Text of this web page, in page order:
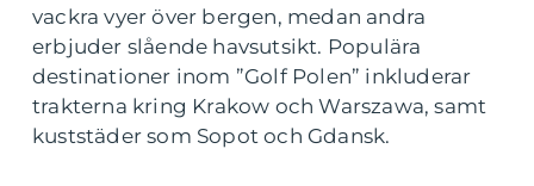
vackra vyer över bergen, medan andra
erbjuder slående havsutsikt. Populära
destinationer inom ”Golf Polen” inkluderar
trakterna kring Krakow och Warszawa, samt
kuststäder som Sopot och Gdansk.